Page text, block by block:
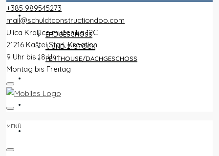
ERDGESCHOSS
1. UND 2. STOCK
PENTHOUSE/DACHGESCHOSS
+385 989545273
mail@schuldtconstructiondoo.com
Ulica Kraljice mučenika 12C
21216 Kaštel Stari, Kroatien
9 Uhr bis 18 Uhr
Montag bis Freitag
MENÜ